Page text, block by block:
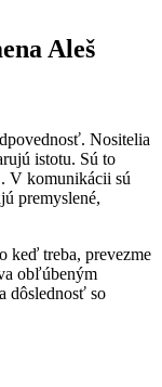
Aleš
Nositelia
istotu. Sú to
V komunikácii sú
premyslené,
keď treba, prevezme
obľúbeným
dôslednosť so